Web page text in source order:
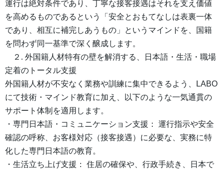
運行は絶対条件であり、丁寧な接客接遇はそれを支え価値
を高めるものであるという「安全とおもてなしは表裏一体
であり、相互に補完しあうもの」というマインドを、国籍
を問わず同一基準で深く醸成します。
２. 外国籍人材特有の壁を解消する、日本語・生活・職場
定着のトータル支援
外国籍人材が不安なく業務や訓練に集中できるよう、LABO
にて技術・マインド教育に加え、以下のような一気通貫の
サポート体制を適用します。
・専門日本語・コミュニケーション支援： 運行指示や安全
確認の呼称、お客様対応（接客接遇）に必要な、実務に特
化した専門日本語の教育。
・生活立ち上げ支援： 住居の確保や、行政手続き、日本で